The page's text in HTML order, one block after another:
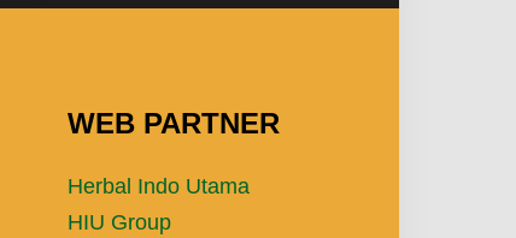
WEB PARTNER
Herbal Indo Utama
HIU Group